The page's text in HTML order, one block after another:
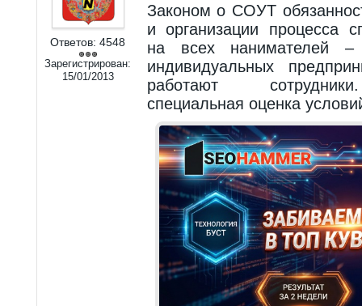
Ответов: 4548
Зарегистрирован:
15/01/2013
Законом о СОУТ
и организации процесса
на всех нанимателей
индивидуальных
работают
специальная оценка